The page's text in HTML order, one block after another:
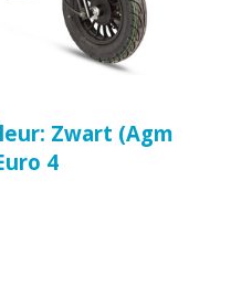
Zwart (Agm
4